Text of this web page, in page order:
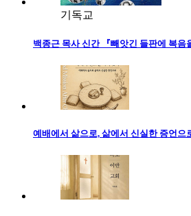
기독교
백종근 목사 신간 『빼앗긴 들판에 복음
예배에서 삶으로, 삶에서 신실한 증언으